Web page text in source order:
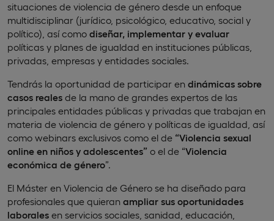
situaciones de violencia de género desde un enfoque
multidisciplinar (jurídico, psicológico, educativo, social y
político), así como diseñar, implementar y evaluar
políticas y planes de igualdad en instituciones públicas,
privadas, empresas y entidades sociales.
Tendrás la oportunidad de participar en dinámicas sobre
casos reales de la mano de grandes expertos de las
principales entidades públicas y privadas que trabajan en
materia de violencia de género y políticas de igualdad, así
como webinars exclusivos como el de “Violencia sexual
online en niños y adolescentes” o el de “Violencia
económica de género”.
El Máster en Violencia de Género se ha diseñado para
profesionales que quieran ampliar sus oportunidades
laborales en servicios sociales, sanidad, educación,